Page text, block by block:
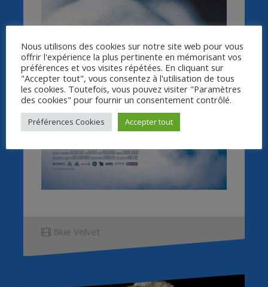
Blue Velvet
Nous utilisons des cookies sur notre site web pour vous
offrir l'expérience la plus pertinente en mémorisant vos
préférences et vos visites répétées. En cliquant sur
"Accepter tout", vous consentez à l'utilisation de tous
les cookies. Toutefois, vous pouvez visiter "Paramètres
des cookies" pour fournir un consentement contrôlé.
Préférences Cookies Accepter tout